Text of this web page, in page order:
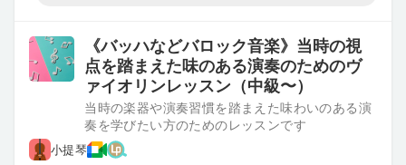
《バッハなどバロック音楽》当時の視
点を踏まえた味のある演奏のためのヴ
ァイオリンレッスン（中級〜）
当時の楽器や演奏習慣を踏まえた味わいのある演
奏を学びたい方のためのレッスンです
小提琴